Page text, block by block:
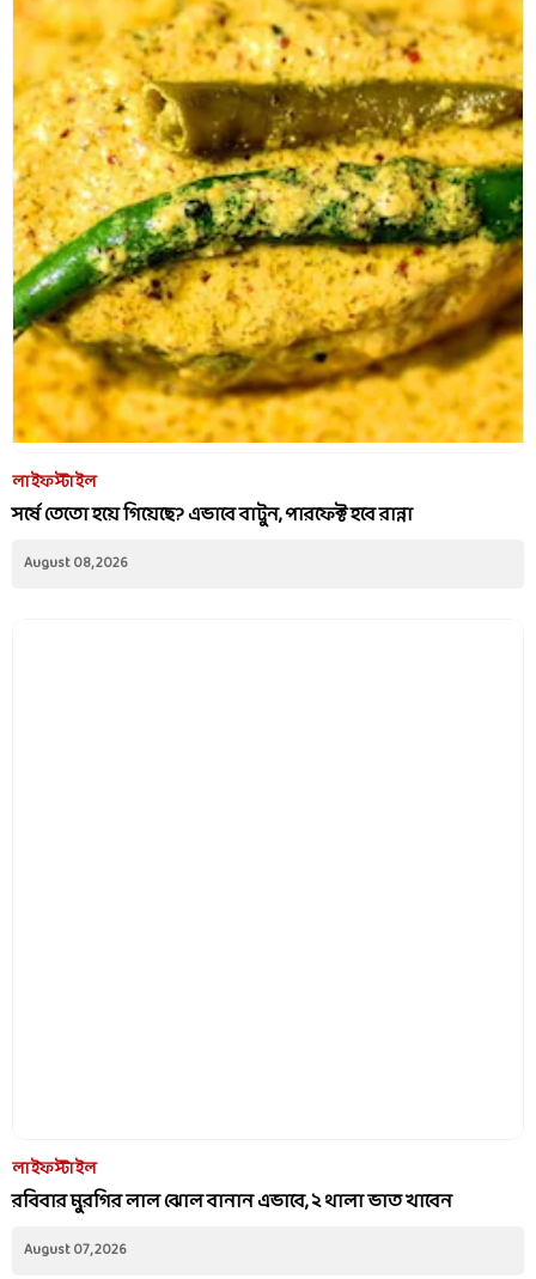
লাইফস্টাইল
সর্ষে তেতো হয়ে গিয়েছে? এভাবে বাটুন, পারফেক্ট হবে রান্না
August 08, 2026
লাইফস্টাইল
রবিবার মুরগির লাল ঝোল বানান এভাবে, ২ থালা ভাত খাবেন
August 07, 2026